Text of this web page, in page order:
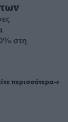
στη
περισσότερα